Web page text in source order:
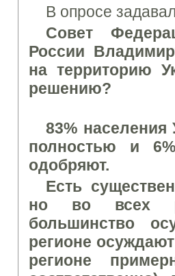
В опросе
Совет
России
на территорию
решению?
83% населения
полностью
и 6
одобряют.
Есть
но
во всех
большинство
регионе осуждают
регионе